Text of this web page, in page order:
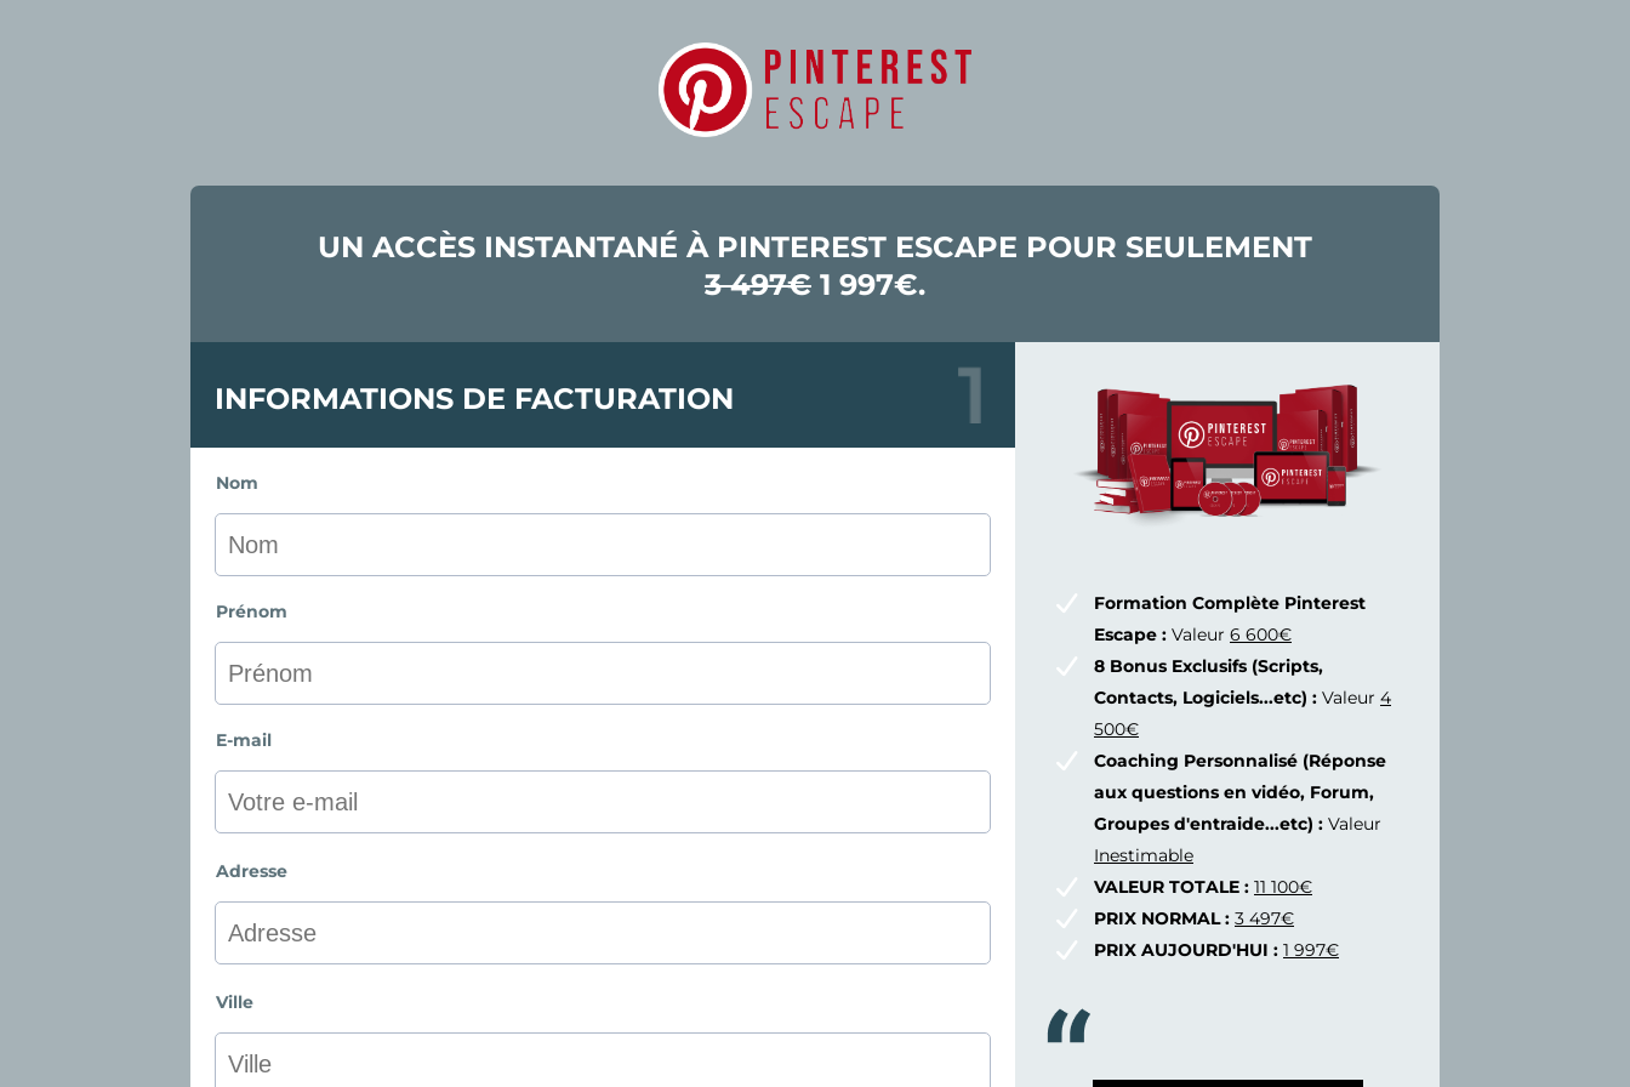
UN ACCÈS INSTANTANÉ À PINTEREST ESCAPE POUR SEULEMENT
3 497€1 997€.
INFORMATIONS DE FACTURATION
Nom
Prénom
E-mail
Adresse
Ville
Formation Complète Pinterest
Escape : Valeur 6 600€
8 Bonus Exclusifs (Scripts,
Contacts, Logiciels...etc) : Valeur 4
500€
Coaching Personnalisé (Réponse
aux questions en vidéo, Forum,
Groupes d'entraide...etc) : Valeur
Inestimable
VALEUR TOTALE : 11 100€
PRIX NORMAL : 3 497€
PRIX AUJOURD'HUI : 1 997€